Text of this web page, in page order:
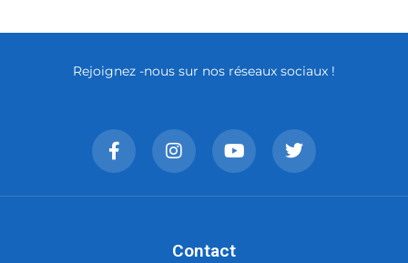
Rejoignez -nous sur nos réseaux sociaux !
Contact